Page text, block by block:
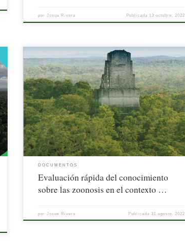
porJosue Rivera Publicada 13 octubre, 2022
DOCUMENTOS
Evaluación rápida del conocimiento
sobre las zoonosis en el contexto …
porJosue Rivera Publicada 31 agosto, 2022